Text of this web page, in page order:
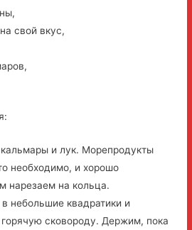
свой вкус,
и лук. Морепродукты
необходимо, и хорошо
нарезаем на кольца.
небольшие квадратики и
сковороду. Держим, пока